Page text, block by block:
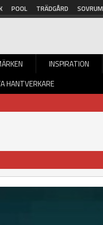
POOL TRÄDGÅRD SOVRUM
INSPIRATION
HANTVERKARE